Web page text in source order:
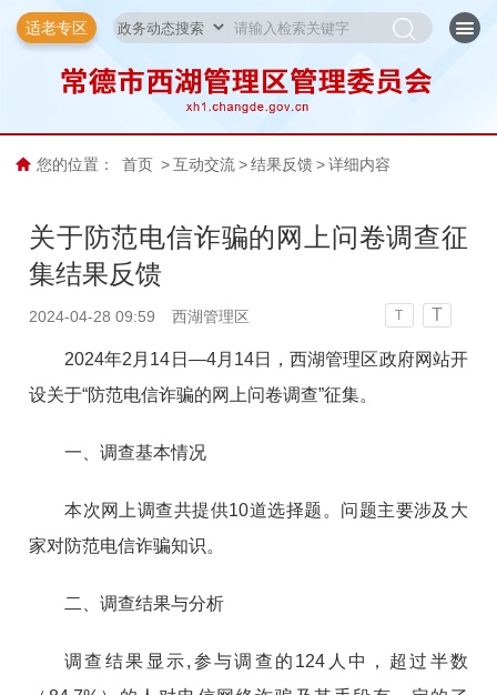
适老专区
您的位置： 首页 > 互动交流 > 结果反馈 > 详细内容
关于防范电信诈骗的网上问卷调查征
集结果反馈
2024-04-28 09:59 西湖管理区 T T
2024年2月14日—4月14日，西湖管理区政府网站开
设关于“防范电信诈骗的网上问卷调查”征集。
一、调查基本情况
本次网上调查共提供10道选择题。问题主要涉及大
家对防范电信诈骗知识。
二、调查结果与分析
调查结果显示,参与调查的124人中，超过半数